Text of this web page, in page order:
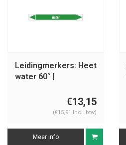
Leidingmerkers: Heet
water 60° |
€13,15
(€15,91 Incl. btw)
Meer info